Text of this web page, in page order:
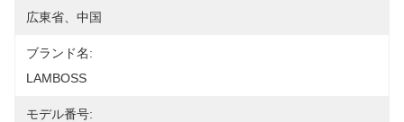
広東省、中国
ブランド名:
LAMBOSS
モデル番号: